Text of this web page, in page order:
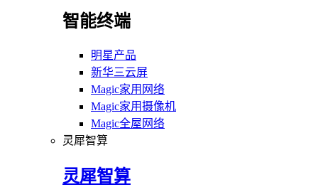
智能终端
明星产品
新华三云屏
Magic家用网络
Magic家用摄像机
Magic全屋网络
灵犀智算
灵犀智算